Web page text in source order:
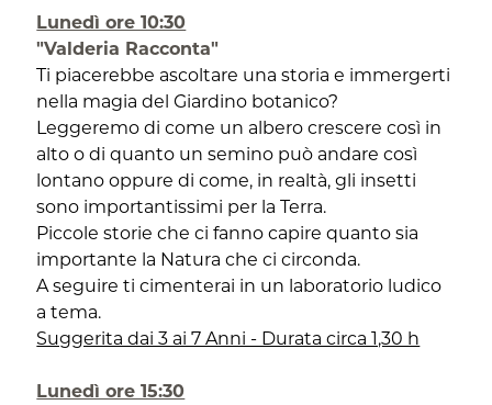
Lunedì ore 10:30
"Valderia Racconta"
Ti piacerebbe ascoltare una storia e immergerti
nella magia del Giardino botanico?
Leggeremo di come un albero crescere così in
alto o di quanto un semino può andare così
lontano oppure di come, in realtà, gli insetti
sono importantissimi per la Terra.
Piccole storie che ci fanno capire quanto sia
importante la Natura che ci circonda.
A seguire ti cimenterai in un laboratorio ludico
a tema.
Suggerita dai 3 ai 7 Anni - Durata circa 1,30 h
Lunedì ore 15:30